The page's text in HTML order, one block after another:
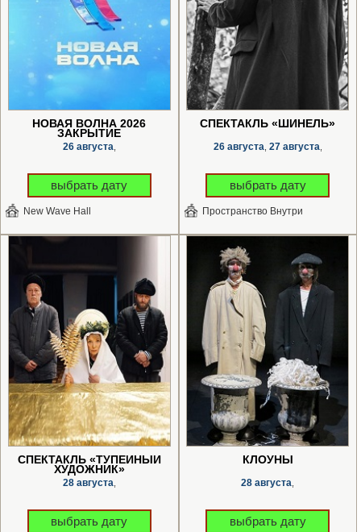
НОВАЯ ВОЛНА 2026
ЗАКРЫТИЕ
26 августа
выбрать дату
New Wave Hall
СПЕКТАКЛЬ «ШИНЕЛЬ»
26 августа 27 августа
выбрать дату
Пространство Внутри
СПЕКТАКЛЬ «ТУПЕЙНЫЙ
ХУДОЖНИК»
28 августа
выбрать дату
КЛОУНЫ
28 августа
выбрать дату